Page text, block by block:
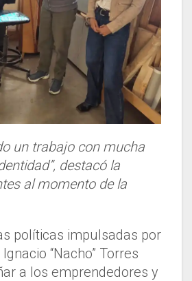
un trabajo con mucha
destacó la
al momento de la
políticas impulsadas por
“Nacho” Torres
a los emprendedores y